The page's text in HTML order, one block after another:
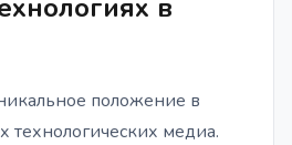
в
положение в
технологических медиа.